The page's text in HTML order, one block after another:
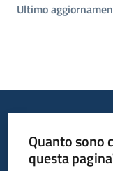
Ultimo
Quanto sono
questa